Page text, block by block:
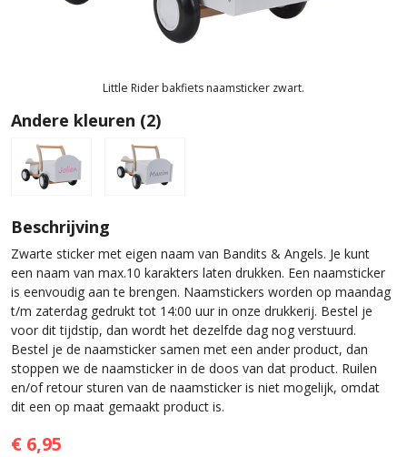
Little Rider bakfiets naamsticker zwart.
Andere kleuren (2)
Beschrijving
Zwarte sticker met eigen naam van Bandits & Angels. Je kunt
een naam van max.10 karakters laten drukken. Een naamsticker
is eenvoudig aan te brengen. Naamstickers worden op maandag
t/m zaterdag gedrukt tot 14:00 uur in onze drukkerij. Bestel je
voor dit tijdstip, dan wordt het dezelfde dag nog verstuurd.
Bestel je de naamsticker samen met een ander product, dan
stoppen we de naamsticker in de doos van dat product. Ruilen
en/of retour sturen van de naamsticker is niet mogelijk, omdat
dit een op maat gemaakt product is.
€ 6,95